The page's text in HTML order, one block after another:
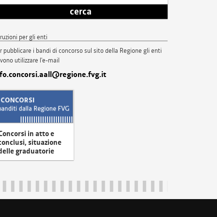
cerca
per gli enti
pubblicare i bandi di concorso sul sito della Regione gli enti
utilizzare l'e-mail
in atto e
situazione
graduatorie